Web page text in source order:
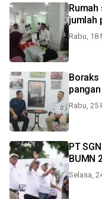
Rumah
jumlah
Rabu, 18
Boraks
Rabu, 25
PT
BUMN
Selasa,